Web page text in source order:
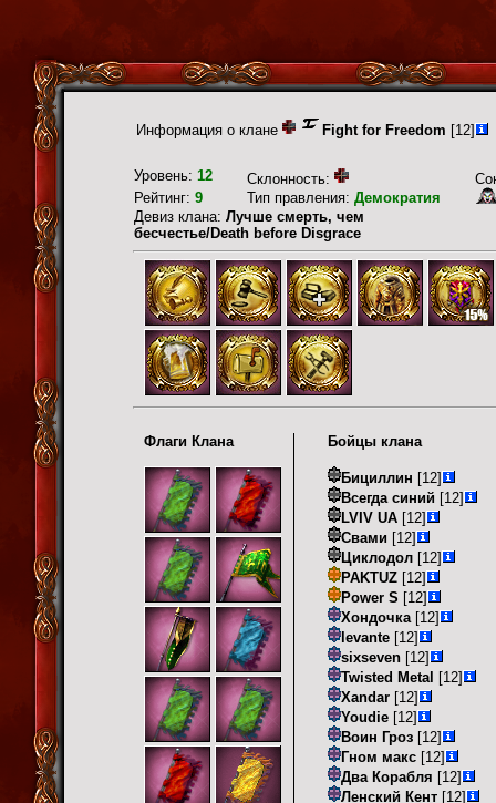
Информация о клане Fight for Freedom [12]
Уровень: 12 Склонность:
Рейтинг: 9 Тип правления: Демократия
Девиз клана: Лучше смерть, чем
бесчестье/Death before Disgrace
Флаги Клана Бойцы клана
Бициллин [12]
Всегда синий [12]
LVIV UA [12]
Свами [12]
Циклодол [12]
PAKTUZ [12]
Power S [12]
Хондочка [12]
levante [12]
sixseven [12]
Twisted Metal [12]
Xandar [12]
Youdie [12]
Воин Гроз [12]
Гном макс [12]
Два Корабля [12]
Ленский Кент [12]